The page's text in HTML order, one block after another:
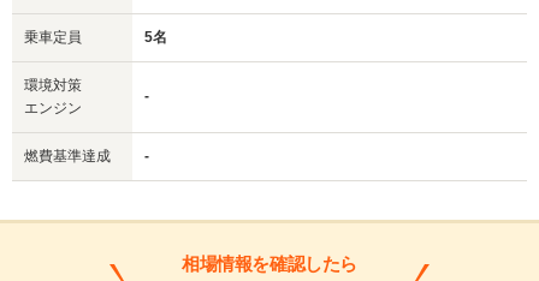
乗車定員 5名
環境対策
エンジン
-
燃費基準達成 -
相場情報を確認したら